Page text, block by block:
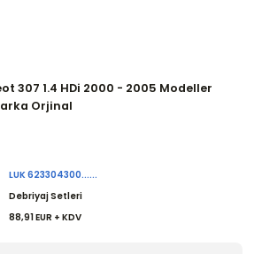
307 1.4 HDi 2000 - 2005 Modeller
Orjinal
LUK 623304300......
Debriyaj Setleri
88,91 EUR + KDV